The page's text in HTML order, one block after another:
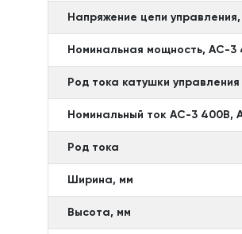
Напряжение цепи управления,
Номинальная мощность, АС-3
Род тока катушки управления
Номинальный ток АС-3 400В,
Род тока
Ширина, мм
Высота, мм